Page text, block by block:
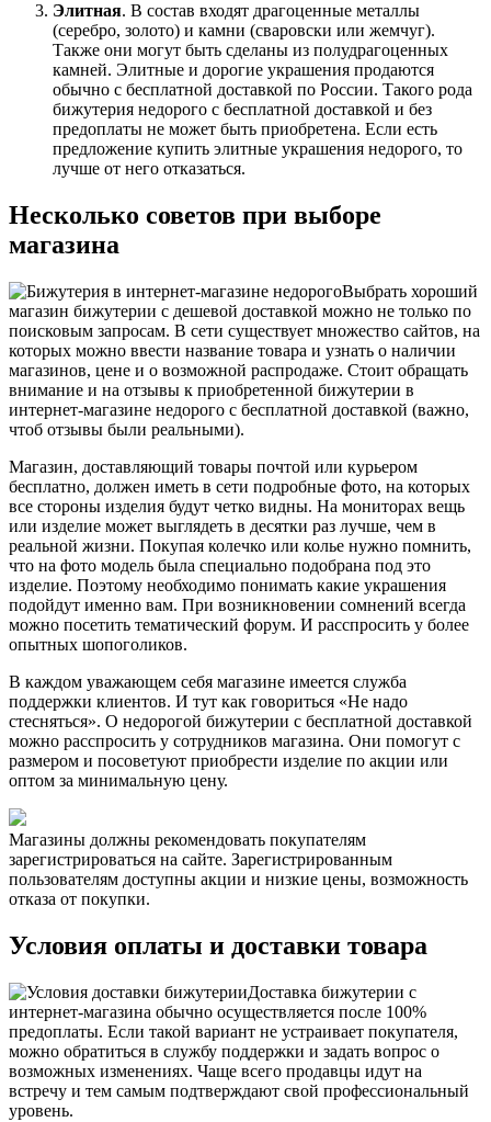
Элитная. В состав входят драгоценные металлы
(серебро, золото) и камни (сваровски или жемчуг).
Также они могут быть сделаны из полудрагоценных
камней. Элитные и дорогие украшения продаются
обычно с бесплатной доставкой по России. Такого рода
бижутерия недорого с бесплатной доставкой и без
предоплаты не может быть приобретена. Если есть
предложение купить элитные украшения недорого, то
лучше от него отказаться.
Несколько советов при выборе
магазина
Выбрать хороший
магазин бижутерии с дешевой доставкой можно не только по
поисковым запросам. В сети существует множество сайтов, на
которых можно ввести название товара и узнать о наличии
магазинов, цене и о возможной распродаже. Стоит обращать
внимание и на отзывы к приобретенной бижутерии в
интернет-магазине недорого с бесплатной доставкой (важно,
чтоб отзывы были реальными).
Магазин, доставляющий товары почтой или курьером
бесплатно, должен иметь в сети подробные фото, на которых
все стороны изделия будут четко видны. На мониторах вещь
или изделие может выглядеть в десятки раз лучше, чем в
реальной жизни. Покупая колечко или колье нужно помнить,
что на фото модель была специально подобрана под это
изделие. Поэтому необходимо понимать какие украшения
подойдут именно вам. При возникновении сомнений всегда
можно посетить тематический форум. И расспросить у более
опытных шопоголиков.
В каждом уважающем себя магазине имеется служба
поддержки клиентов. И тут как говориться «Не надо
стесняться». О недорогой бижутерии с бесплатной доставкой
можно расспросить у сотрудников магазина. Они помогут с
размером и посоветуют приобрести изделие по акции или
оптом за минимальную цену.
Магазины должны рекомендовать покупателям
зарегистрироваться на сайте. Зарегистрированным
пользователям доступны акции и низкие цены, возможность
отказа от покупки.
Условия оплаты и доставки товара
Доставка бижутерии с
интернет-магазина обычно осуществляется после 100%
предоплаты. Если такой вариант не устраивает покупателя,
можно обратиться в службу поддержки и задать вопрос о
возможных изменениях. Чаще всего продавцы идут на
встречу и тем самым подтверждают свой профессиональный
уровень.